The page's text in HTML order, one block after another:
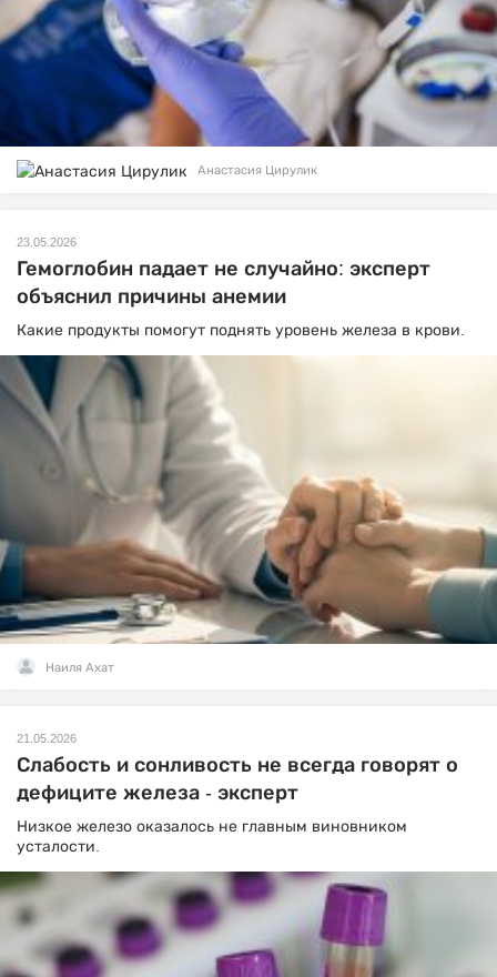
Анастасия Цирулик
23.05.2026
Гемоглобин падает не случайно: эксперт
объяснил причины анемии
Какие продукты помогут поднять уровень железа в крови.
Наиля Ахат
21.05.2026
Слабость и сонливость не всегда говорят о
дефиците железа - эксперт
Низкое железо оказалось не главным виновником
усталости.